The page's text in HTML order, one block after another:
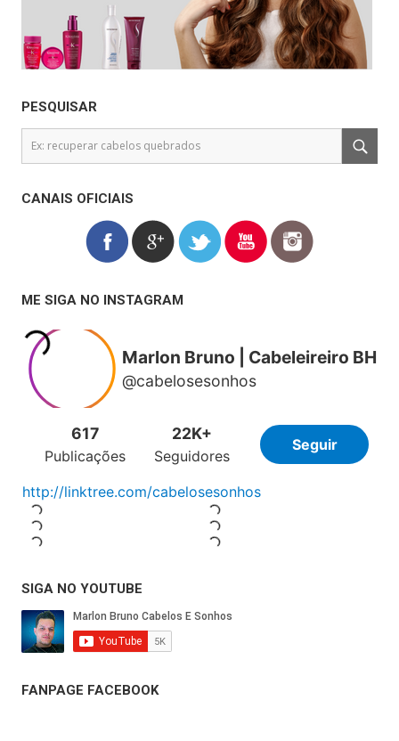
PESQUISAR
CANAIS OFICIAIS
ME SIGA NO INSTAGRAM
SIGA NO YOUTUBE
FANPAGE FACEBOOK